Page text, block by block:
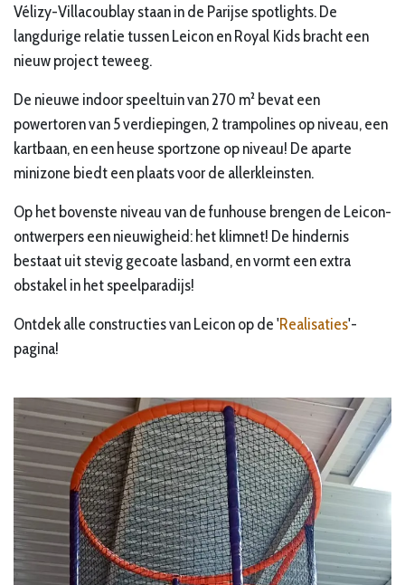
Vélizy-Villacoublaystaan in de Parijse spotlights. De
langdurige relatie tussen Leicon en Royal Kids bracht een
nieuw project teweeg.
De nieuwe indoor speeltuin van 270 m² bevat een
powertorenvan 5 verdiepingen, 2trampolines op niveau, een
kartbaan, en een heuse sportzone op niveau! De aparte
minizone biedt een plaats voor de allerkleinsten.
Op het bovenste niveau van de funhouse brengen de Leicon-
ontwerpers een nieuwigheid: het klimnet! De hindernis
bestaat uit stevig gecoate lasband, en vormt een extra
obstakel in het speelparadijs!
Ontdek alle constructies van Leicon op de 'Realisaties'-
pagina!